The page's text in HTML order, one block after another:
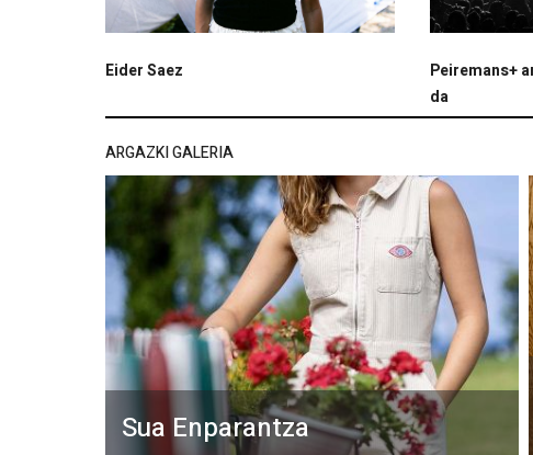
Eider Saez
Peiremans+
da
ARGAZKI GALERIA
Sua Enparantza